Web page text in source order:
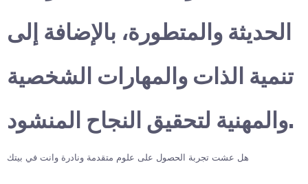
الحديثة والمتطورة، بالإضافة إلى
تنمية الذات والمهارات الشخصية
والمهنية لتحقيق النجاح المنشود.
هل عشت تجربة الحصول على علوم متقدمة ونادرة وانت في بيتك